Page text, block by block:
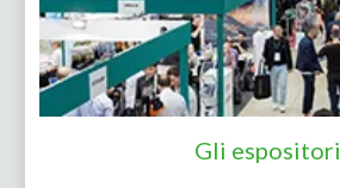
Gli espositori